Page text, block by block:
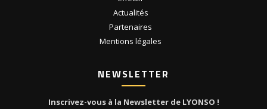
Actualités
Partenaires
Mentions légales
NEWSLETTER
Inscrivez-vous à la Newsletter de LYONSO !